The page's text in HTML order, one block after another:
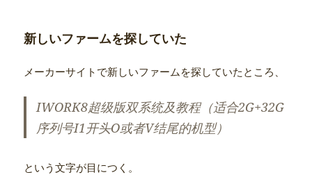
新しいファームを探していた
メーカーサイトで新しいファームを探していたところ、
IWORK8超级版双系统及教程（适合2G+32G
序列号I1开头O或者V结尾的机型）
という文字が目につく。